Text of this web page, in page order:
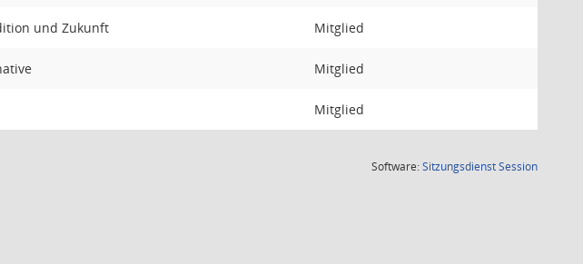
und Zukunft Mitglied
Mitglied
Mitglied
Software:SitzungsdienstSession(Wird in